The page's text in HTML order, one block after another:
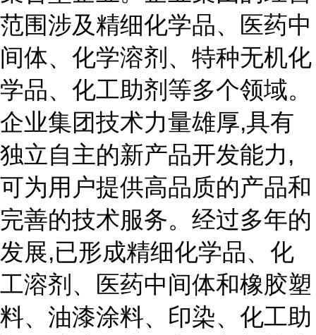
范围涉及精细化学品、医药中
间体、化学溶剂、特种无机化
学品、化工助剂等多个领域。
企业集团技术力量雄厚,具有
独立自主的新产品开发能力,
可为用户提供高品质的产品和
完善的技术服务。经过多年的
发展,已形成精细化学品、化
工溶剂、医药中间体和橡胶塑
料、油漆涂料、印染、化工助